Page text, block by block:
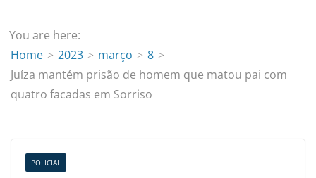
You are here:
Home
2023 março
8
Juíza mantém prisão de homem que matou pai com
quatro facadas em Sorriso
POLICIAL